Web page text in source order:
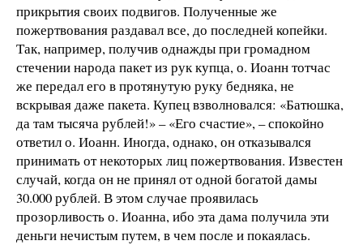
прикрытия своих подвигов. Полученные же
пожертвования раздавал все, до последней копейки.
Так, например, получив однажды при громадном
стечении народа пакет из рук купца, о. Иоанн тотчас
же передал его в протянутую руку бедняка, не
вскрывая даже пакета. Купец взволновался: «Батюшка,
да там тысяча рублей!» – «Его счастие», – спокойно
ответил о. Иоанн. Иногда, однако, он отказывался
принимать от некоторых лиц пожертвования. Известен
случай, когда он не принял от одной богатой дамы
30.000 рублей. В этом случае проявилась
прозорливость о. Иоанна, ибо эта дама получила эти
деньги нечистым путем, в чем после и покаялась.